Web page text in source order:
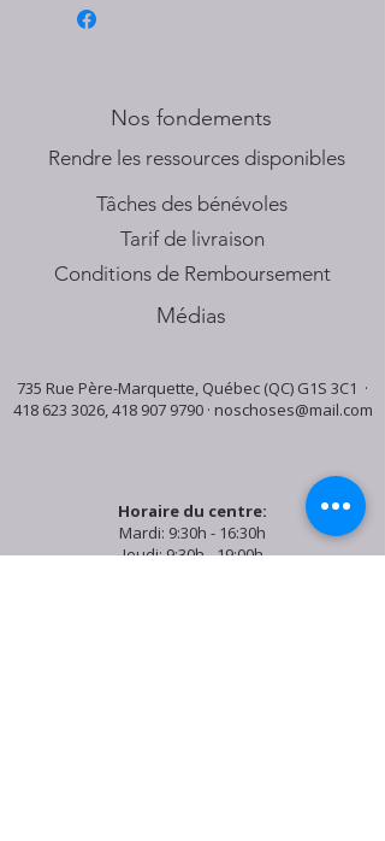
Nos fondements
​Rendre les ressources disponibles
Tâches des bénévoles
Tarif de livraison
Conditions de Remboursement
Médias
735 Rue Père-Marquette, Québec (QC) G1S 3C1 ·
418 623 3026,418 907 9790· noschoses@mail.com
Horaire du centre:
Mardi: 9:30h - 16:30h
Jeudi: 9:30h - 19:00h